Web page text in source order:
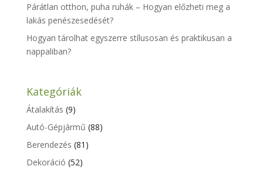
Párátlan otthon, puha ruhák – Hogyan előzheti meg a
lakás penészesedését?
Hogyan tárolhat egyszerre stílusosan és praktikusan a
nappaliban?
Kategóriák
Átalakítás (9)
Autó-Gépjármű (88)
Berendezés (81)
Dekoráció (52)